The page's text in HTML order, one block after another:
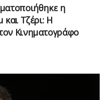
η
και Τζέρι: Η
Κινηματογράφο